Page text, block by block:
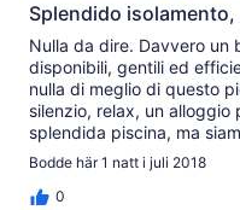
Splendido
Nulla da dire. Davvero un
disponibili, gentili ed
nulla di meglio di questo
silenzio, relax, un
splendida piscina, ma
soddisfatti.Siamo rimasti
trova tutti gli accessori di
cucina (qui frigo, forno,
Bodde här 1 natt i juli 2018
0